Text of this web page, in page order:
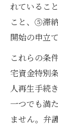
れているこ
こと、⑤滞
開始の申立
これらの条
宅資金特別
人再生手続
一つでも満
ません。弁